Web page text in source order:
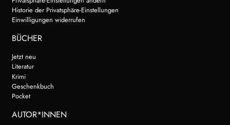
Search:
Historie der Privatsphäre-Einstellungen
Einwilligungen widerrufen
BÜCHER
Jetzt neu
Literatur
Krimi
Geschenkbuch
Pocket
AUTOR*INNEN